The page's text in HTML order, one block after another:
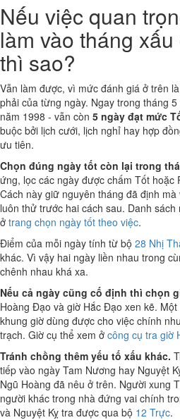
Nếu việc quan
làm vào tháng
thì sao?
Vẫn làm được, vì mức đánh giá ở trên
phải của từng ngày. Ngay trong tháng
năm 1998 - vẫn còn 5 ngày đạt mức
buộc bởi lịch cưới, lịch nghỉ hay hợp
ưu tiên.
Chọn đúng ngày tốt còn lại trong
ứng, lọc các ngày được chấm Tốt hoặc
Cách này giữ nguyên tháng đã định
luôn thử trước hai cách sau. Danh
ở trang chọn ngày tốt theo việc.
Điểm của mỗi ngày tính từ bộ 28 Nhị
khác. Vì vậy hai ngày liền nhau trong
chênh nhau khá xa.
Nếu cả ngày cũng cố định thì chọn
Hoàng Đạo và giờ Hắc Đạo xen kẽ.
khung giờ dùng được cho việc chính
trạch. Giờ cụ thể xem ở công cụ tra giờ
Tránh chồng thêm yếu tố xấu khác.
tiếp vào ngày Tam Nương hay Nguyệt
Ngũ Hoàng đã nêu ở trên. Người xung
người khác trong nhà đứng vai chính
và Nguyệt Kỵ tra được qua bộ 12 Trực.